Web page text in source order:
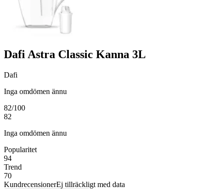
Dafi Astra Classic Kanna 3L
Dafi
Inga omdömen ännu
82/100
82
Inga omdömen ännu
Popularitet
94
Trend
70
KundrecensionerEj tillräckligt med data